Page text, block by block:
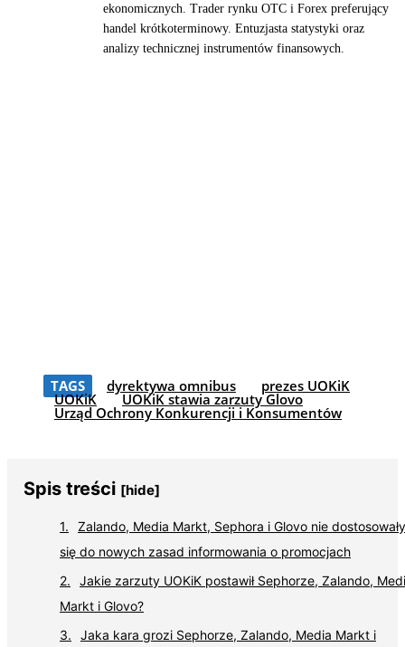
ekonomicznych. Trader rynku OTC i Forex preferujący
handel krótkoterminowy. Entuzjasta statystyki oraz
analizy technicznej instrumentów finansowych.
TAGS dyrektywa omnibus prezes UOKiK
UOKiK UOKiK stawia zarzuty Glovo
Urząd Ochrony Konkurencji i Konsumentów
Spis treści [hide]
Zalando, Media Markt, Sephora i Glovo nie dostosowały
się do nowych zasad informowania o promocjach
Jakie zarzuty UOKiK postawił Sephorze, Zalando,
Markt i Glovo?
Jaka kara grozi Sephorze, Zalando, Media Markt i